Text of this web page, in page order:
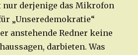
nur derjenige das Mikrofon
„Unseredemokratie“
anstehende Redner keine
darbieten. Was